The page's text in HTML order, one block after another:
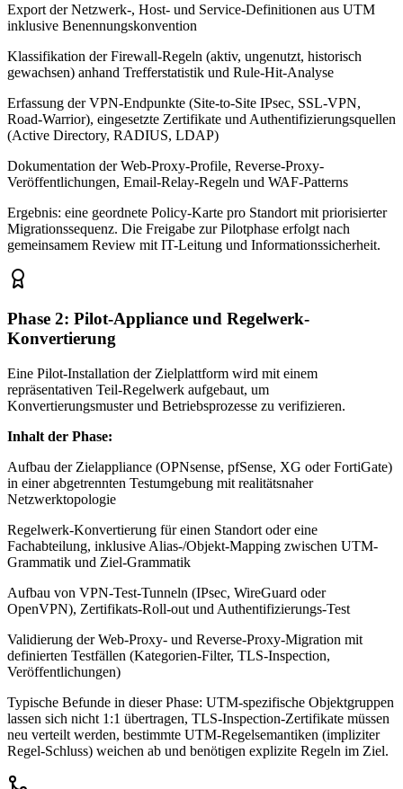
Export der Netzwerk-, Host- und Service-Definitionen aus UTM
inklusive Benennungskonvention
Klassifikation der Firewall-Regeln (aktiv, ungenutzt, historisch
gewachsen) anhand Trefferstatistik und Rule-Hit-Analyse
Erfassung der VPN-Endpunkte (Site-to-Site IPsec, SSL-VPN,
Road-Warrior), eingesetzte Zertifikate und Authentifizierungsquellen
(Active Directory, RADIUS, LDAP)
Dokumentation der Web-Proxy-Profile, Reverse-Proxy-
Veröffentlichungen, Email-Relay-Regeln und WAF-Patterns
Ergebnis: eine geordnete Policy-Karte pro Standort mit priorisierter
Migrationssequenz. Die Freigabe zur Pilotphase erfolgt nach
gemeinsamem Review mit IT-Leitung und Informationssicherheit.
Phase 2: Pilot-Appliance und Regelwerk-
Konvertierung
Eine Pilot-Installation der Zielplattform wird mit einem
repräsentativen Teil-Regelwerk aufgebaut, um
Konvertierungsmuster und Betriebsprozesse zu verifizieren.
Inhalt der Phase:
Aufbau der Zielappliance (OPNsense, pfSense, XG oder FortiGate)
in einer abgetrennten Testumgebung mit realitätsnaher
Netzwerktopologie
Regelwerk-Konvertierung für einen Standort oder eine
Fachabteilung, inklusive Alias-/Objekt-Mapping zwischen UTM-
Grammatik und Ziel-Grammatik
Aufbau von VPN-Test-Tunneln (IPsec, WireGuard oder
OpenVPN), Zertifikats-Roll-out und Authentifizierungs-Test
Validierung der Web-Proxy- und Reverse-Proxy-Migration mit
definierten Testfällen (Kategorien-Filter, TLS-Inspection,
Veröffentlichungen)
Typische Befunde in dieser Phase: UTM-spezifische Objektgruppen
lassen sich nicht 1:1 übertragen, TLS-Inspection-Zertifikate müssen
neu verteilt werden, bestimmte UTM-Regelsemantiken (impliziter
Regel-Schluss) weichen ab und benötigen explizite Regeln im Ziel.